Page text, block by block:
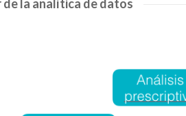
de la analítica de datos